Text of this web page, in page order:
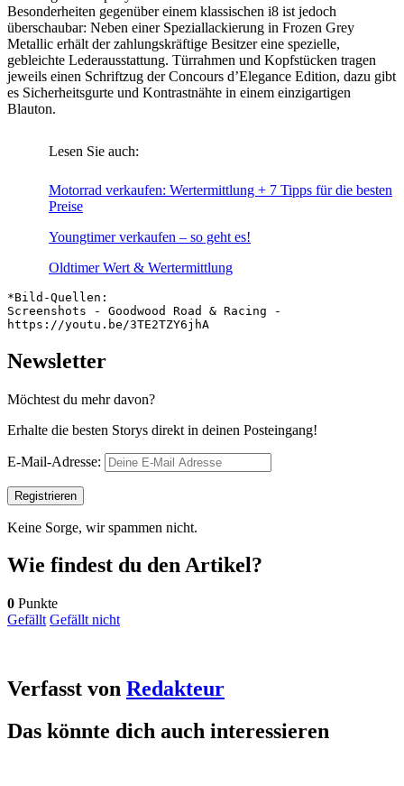
Besonderheiten gegenüber einem klassischen i8 ist jedoch
überschaubar: Neben einer Speziallackierung in Frozen Grey
Metallic erhält der zahlungskräftige Besitzer eine spezielle,
gebleichte Lederausstattung. Türrahmen und Kopfstücken tragen
jeweils einen Schriftzug der Concours d’Elegance Edition, dazu gibt
es Sicherheitsgurte und Kontrastnähte in einem einzigartigen
Blauton.
Lesen Sie auch:
Motorrad verkaufen: Wertermittlung + 7 Tipps für die besten
Preise
Youngtimer verkaufen – so geht es!
Oldtimer Wert & Wertermittlung
*Bild-Quellen:
Screenshots - Goodwood Road & Racing -
Newsletter
Möchtest du mehr davon?
Erhalte die besten Storys direkt in deinen Posteingang!
E-Mail-Adresse:
Keine Sorge, wir spammen nicht.
Wie findest du den Artikel?
0 Punkte
Gefällt Gefällt nicht
Verfasst von Redakteur
Das könnte dich auch interessieren